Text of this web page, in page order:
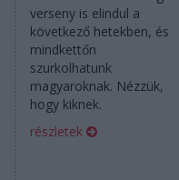
verseny is elindul a
következő hetekben, és
mindkettőn
szurkolhatunk
magyaroknak. Nézzük,
hogy kiknek.
részletek